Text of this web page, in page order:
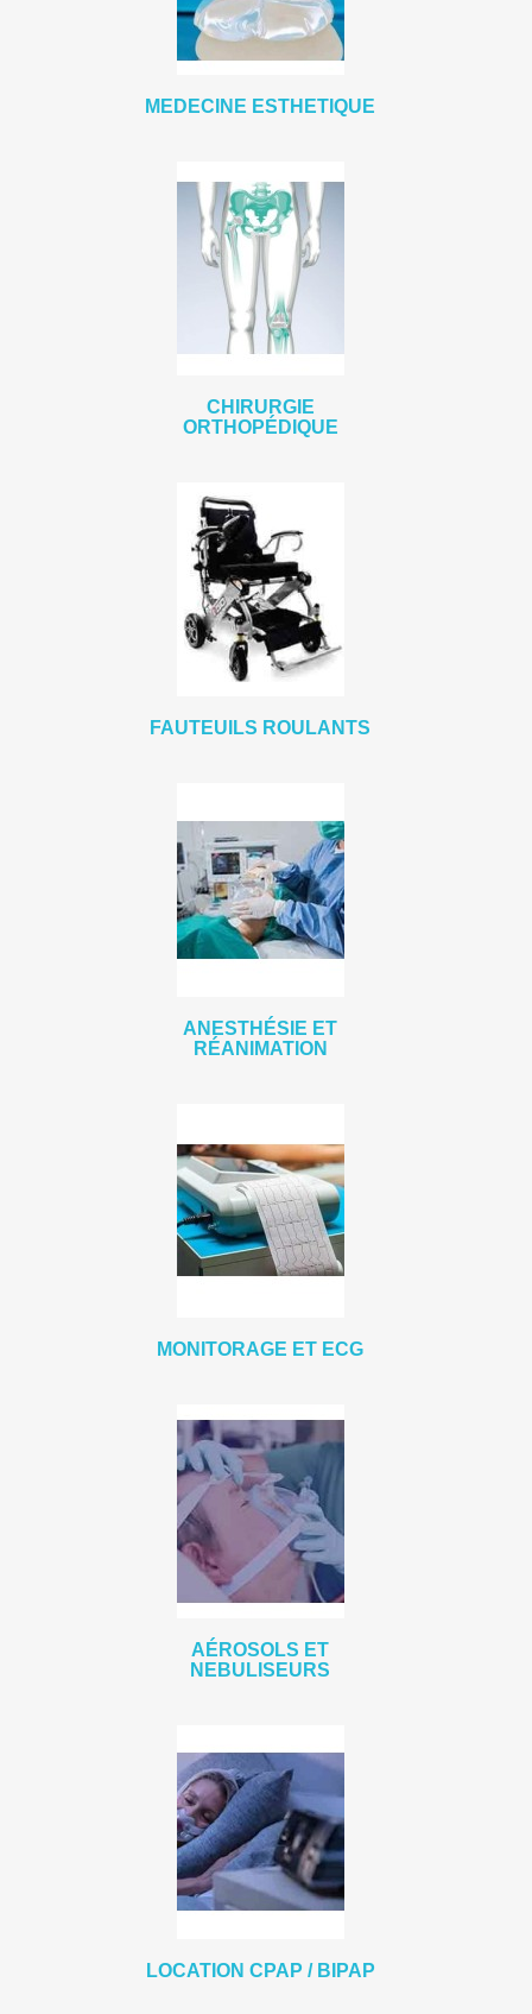
MEDECINE ESTHETIQUE
CHIRURGIE
ORTHOPÉDIQUE
FAUTEUILS ROULANTS
ANESTHÉSIE ET
RÉANIMATION
MONITORAGE ET ECG
AÉROSOLS ET
NEBULISEURS
LOCATION CPAP / BIPAP